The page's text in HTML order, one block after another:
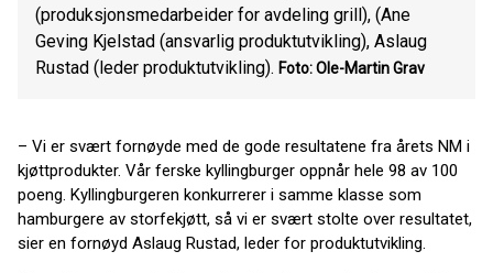
(produksjonsmedarbeider for avdeling grill), (Ane
Geving Kjelstad (ansvarlig produktutvikling), Aslaug
Rustad (leder produktutvikling). Foto: Ole-Martin Grav
– Vi er svært fornøyde med de gode resultatene fra årets NM i
kjøttprodukter. Vår ferske kyllingburger oppnår hele 98 av 100
poeng. Kyllingburgeren konkurrerer i samme klasse som
hamburgere av storfekjøtt, så vi er svært stolte over resultatet,
sier en fornøyd Aslaug Rustad, leder for produktutvikling.